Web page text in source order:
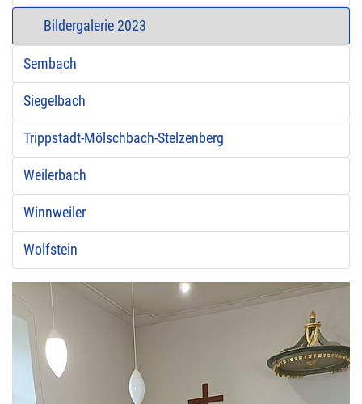
Bildergalerie 2023
Sembach
Siegelbach
Trippstadt-Mölschbach-Stelzenberg
Weilerbach
Winnweiler
Wolfstein